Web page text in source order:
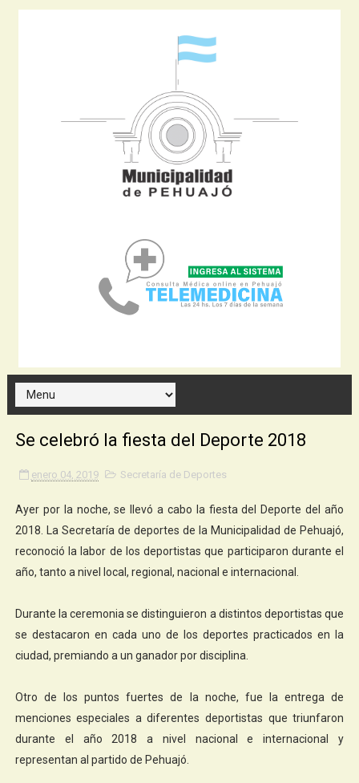
Se celebró la fiesta del Deporte 2018
enero 04, 2019 Secretaría de Deportes
Ayer por la noche, se llevó a cabo la fiesta del Deporte del año
2018. La Secretaría de deportes de la Municipalidad de Pehuajó,
reconoció la labor de los deportistas que participaron durante el
año, tanto a nivel local, regional, nacional e internacional.
Durante la ceremonia se distinguieron a distintos deportistas que
se destacaron en cada uno de los deportes practicados en la
ciudad, premiando a un ganador por disciplina.
Otro de los puntos fuertes de la noche, fue la entrega de
menciones especiales a diferentes deportistas que triunfaron
durante el año 2018 a nivel nacional e internacional y
representan al partido de Pehuajó.